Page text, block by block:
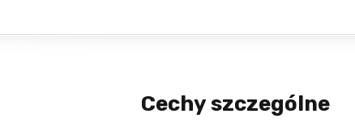
Cechy szczególne